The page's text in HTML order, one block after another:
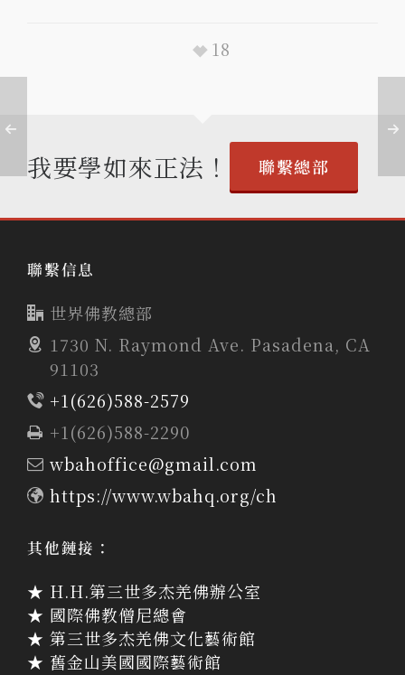
18
我要學如來正法！ 聯繫總部
聯繫信息
世界佛教總部
1730 N. Raymond Ave. Pasadena, CA
91103
+1(626)588-2579
+1(626)588-2290
wbahoffice@gmail.com
https://www.wbahq.org/ch
其他鏈接：
★ H.H.第三世多杰羌佛辦公室
★ 國際佛教僧尼總會
★ 第三世多杰羌佛文化藝術館
★ 舊金山美國國際藝術館